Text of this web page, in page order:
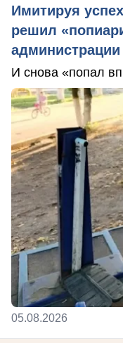
Имитируя
решил
администрации
И снова «попал
05.08.2026